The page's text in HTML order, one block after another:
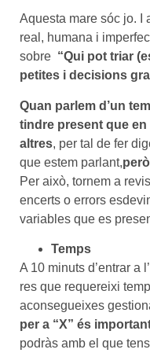
Aquesta mare sóc jo. I
real, humana i
sobre “Qui pot triar
petites i decisions
Quan parlem d’un
tindre present que en
altres, per tal de fer
que estem parlant,
Per això, tornem a
encerts o errors
variables que es
Temps
A 10 minuts d’entrar a
res que requereixi
aconsegueixes
per a “X” és
podràs amb el que